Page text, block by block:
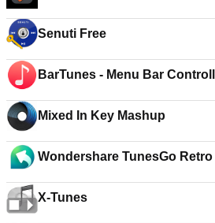
Senuti Free
BarTunes - Menu Bar
Mixed In Key Mashup
Wondershare TunesGo Retro
X-Tunes